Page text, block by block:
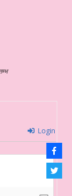
Login